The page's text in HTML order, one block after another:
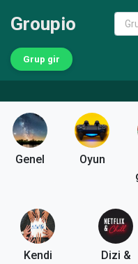
Groupio
Grup gir
Genel Oyun
Kendi
Dizi &